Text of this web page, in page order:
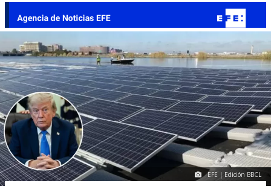
EFE | Edición BBCL